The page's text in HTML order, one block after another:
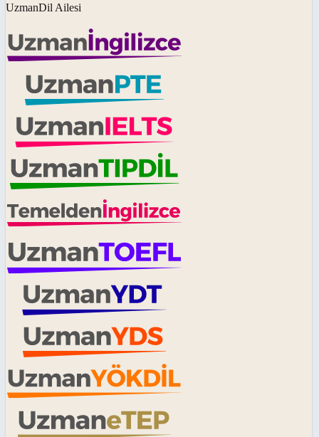
UzmanDil Ailesi